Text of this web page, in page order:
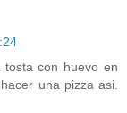
tosta con huevo en
una pizza asi.